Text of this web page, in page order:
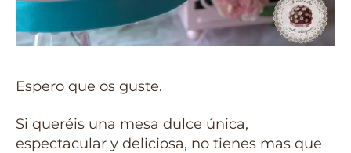
Espero que os guste.
Si queréis una mesa dulce única,
espectacular y deliciosa, no tienes mas que